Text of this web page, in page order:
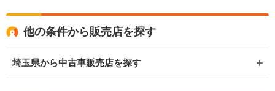
他の条件から販売店を探す
埼玉県から中古車販売店を探す